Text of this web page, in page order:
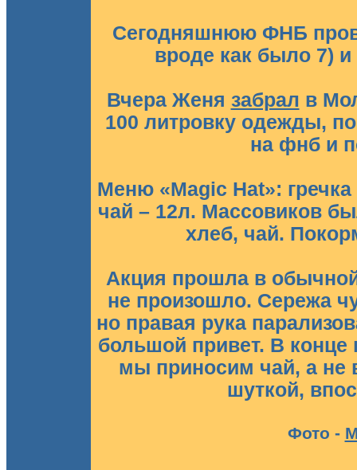
Сегодняшнюю ФНБ
вроде как было 7) и
Вчера Женя забрал в
100 литровку одежды,
на фнб и
Меню «Magic Hat»: гречка
чай – 12л. Массовиков
хлеб, чай.
Акция прошла в
не произошло. Сережа
но правая рука
большой привет. В
мы приносим чай, а не
шуткой,
Фото -